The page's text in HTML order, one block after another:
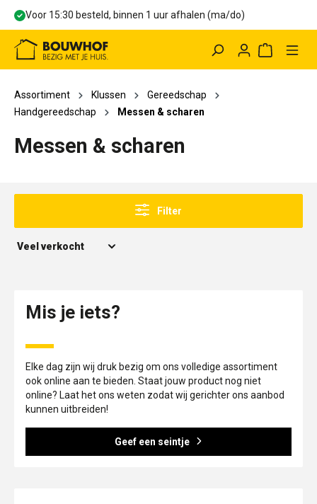
Voor 15:30 besteld, binnen 1 uur afhalen (ma/do)
Assortiment Klussen
Gereedschap
Handgereedschap
Messen & scharen
Messen & scharen
Filter
Mis je iets?
Elke dag zijn wij druk bezig om ons volledige assortiment
ook online aan te bieden. Staat jouw product nog niet
online? Laat het ons weten zodat wij gerichter ons aanbod
kunnen uitbreiden!
Geef een seintje